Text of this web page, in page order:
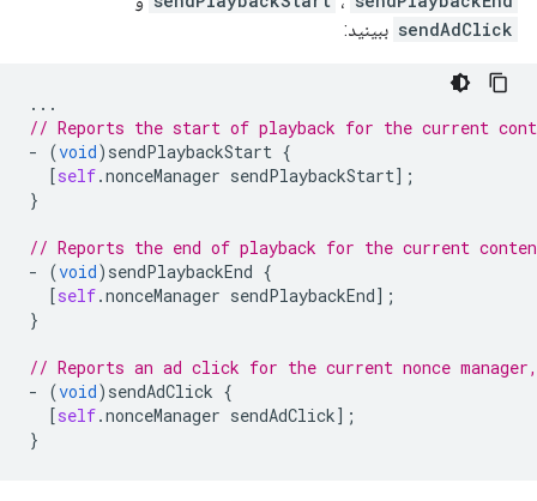
sendAdClick ببینید:
...
// Reports the start of playback for the current
-
(void) sendPlaybackStart {
[self.nonceManager sendPlaybackStart];
}
// Reports the end of playback for the current
-
(void) sendPlaybackEnd {
[self.nonceManager sendPlaybackEnd];
}
// Reports an ad click for the current nonce
-
(void) sendAdClick {
[self.nonceManager sendAdClick];
}